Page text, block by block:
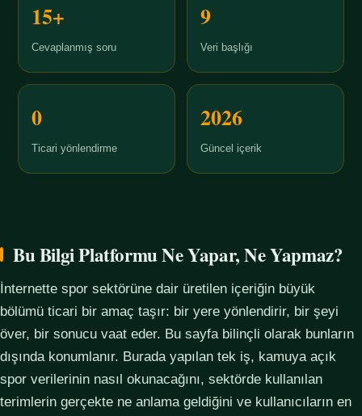
15+
Cevaplanmış soru
9
Veri başlığı
0
Ticari yönlendirme
2026
Güncel içerik
Bu Bilgi Platformu Ne Yapar, Ne Yapmaz?
İnternette spor sektörüne dair üretilen içeriğin büyük
bölümü ticari bir amaç taşır: bir yere yönlendirir, bir şeyi
över, bir sonucu vaat eder. Bu sayfa bilinçli olarak bunların
dışında konumlanır. Burada yapılan tek iş, kamuya açık
spor verilerinin nasıl okunacağını, sektörde kullanılan
terimlerin gerçekte ne anlama geldiğini ve kullanıcıların en